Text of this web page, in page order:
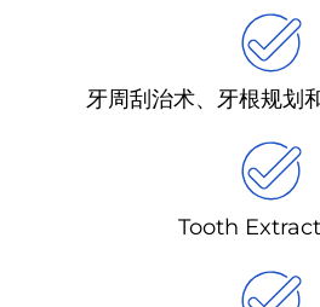
牙周刮治术、牙根规划
Tooth